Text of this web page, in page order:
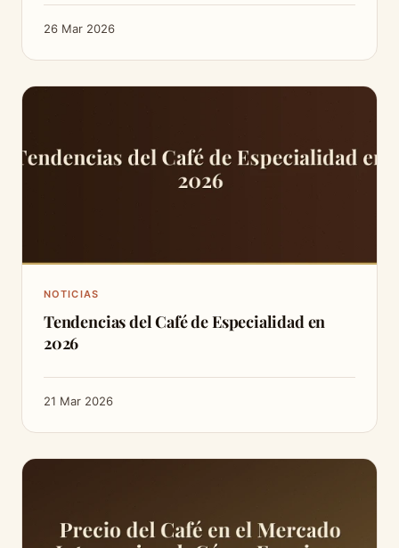
26 Mar 2026
NOTICIAS
Tendencias del Café de Especialidad en
2026
21 Mar 2026